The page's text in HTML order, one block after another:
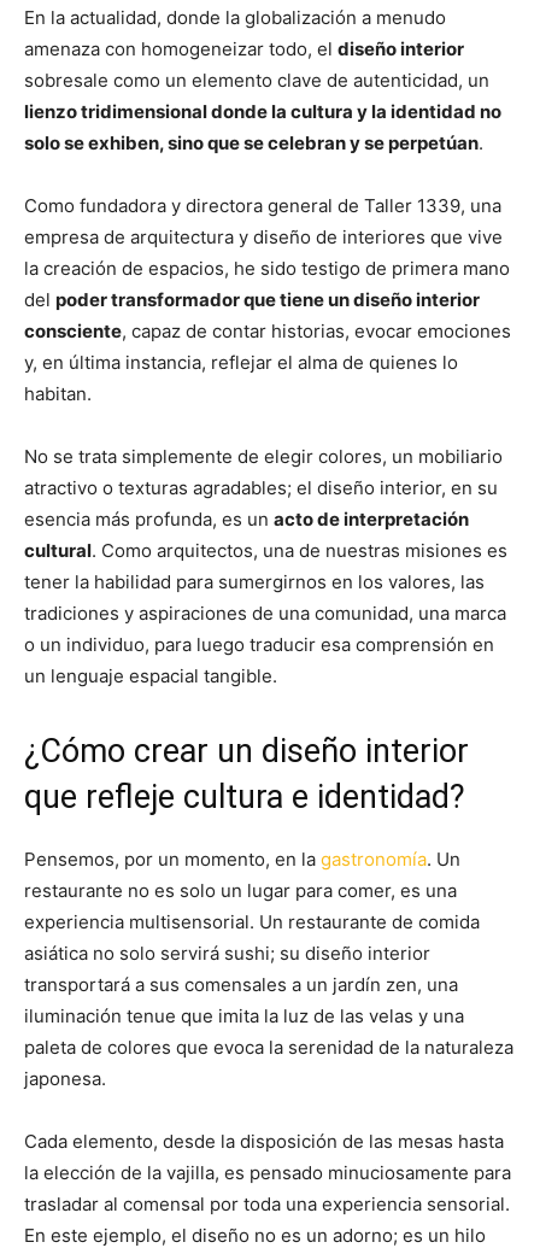
En la actualidad, donde la globalización a menudo
amenaza con homogeneizar todo, el diseño interior
sobresale como un elemento clave de autenticidad, un
lienzo tridimensional donde la cultura y la identidad no
solo se exhiben, sino que se celebran y se perpetúan.
Como fundadora y directora general de Taller 1339, una
empresa de arquitectura y diseño de interiores que vive
la creación de espacios, he sido testigo de primera mano
del poder transformador que tiene un diseño interior
consciente, capaz de contar historias, evocar emociones
y, en última instancia, reflejar el alma de quienes lo
habitan.
No se trata simplemente de elegir colores, un mobiliario
atractivo o texturas agradables; el diseño interior, en su
esencia más profunda, es un acto de interpretación
cultural. Como arquitectos, una de nuestras misiones es
tener la habilidad para sumergirnos en los valores, las
tradiciones y aspiraciones de una comunidad, una marca
o un individuo, para luego traducir esa comprensión en
un lenguaje espacial tangible.
¿Cómo crear un diseño interior
que refleje cultura e identidad?
Pensemos, por un momento, en la gastronomía. Un
restaurante no es solo un lugar para comer, es una
experiencia multisensorial. Un restaurante de comida
asiática no solo servirá sushi; su diseño interior
transportará a sus comensales a un jardín zen, una
iluminación tenue que imita la luz de las velas y una
paleta de colores que evoca la serenidad de la naturaleza
japonesa.
Cada elemento, desde la disposición de las mesas hasta
la elección de la vajilla, es pensado minuciosamente para
trasladar al comensal por toda una experiencia sensorial.
En este ejemplo, el diseño no es un adorno; es un hilo